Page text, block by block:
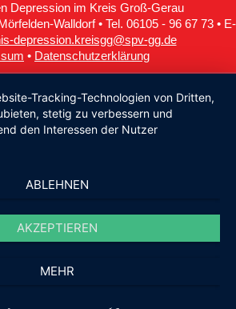
Depression im Kreis Groß-Gerau
Walldorf • Tel. 06105 - 96 67 73 • E-
depression.kreisgg@spv-gg.de
• Datenschutzerklärung
Tracking-Technologien von Dritten,
stetig zu verbessern und
den Interessen der Nutzer
ABLEHNEN
AKZEPTIEREN
MEHR